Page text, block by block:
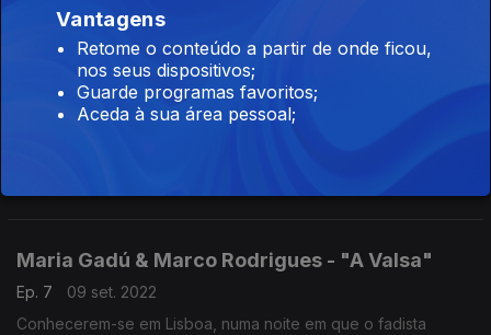
Brasil, com muitos brasileiros. Uma das presenças é a de
Paulinho Moska, neste dueto.
António Chainho & Adriana Calcanhotto -
"Vislumbre"
12 set. 2022
uma apaixonada pela poesia portuguesa, um texto de Mário
Maria Gadú & Marco Rodrigues - "A Valsa"
Ep. 7
09 set. 2022
Conhecerem-se em Lisboa, numa noite em que o fadista
Vantagens
Retome o conteúdo a partir de onde ficou,
nos seus dispositivos;
Guarde programas favoritos;
Aceda à sua área pessoal;